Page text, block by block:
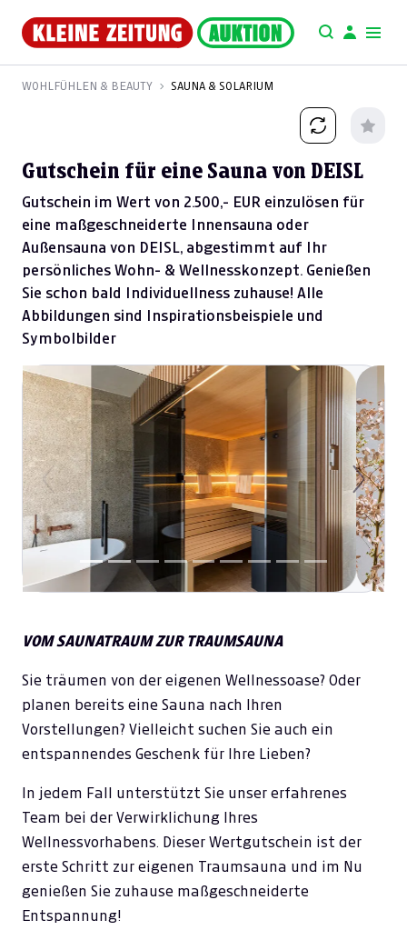
WOHLFÜHLEN & BEAUTY SAUNA & SOLARIUM
Gutschein für eine Sauna von DEISL
Gutschein im Wert von 2.500,- EUR einzulösen für
eine maßgeschneiderte Innensauna oder
Außensauna von DEISL, abgestimmt auf Ihr
persönliches Wohn- & Wellnesskonzept. Genießen
Sie schon bald Individuellness zuhause! Alle
Abbildungen sind Inspirationsbeispiele und
Symbolbilder
Previous Next
VOM SAUNATRAUM ZUR TRAUMSAUNA
Sie träumen von der eigenen Wellnessoase? Oder
planen bereits eine Sauna nach Ihren
Vorstellungen? Vielleicht suchen Sie auch ein
entspannendes Geschenk für Ihre Lieben?
In jedem Fall unterstützt Sie unser erfahrenes
Team bei der Verwirklichung Ihres
Wellnessvorhabens. Dieser Wertgutschein ist der
erste Schritt zur eigenen Traumsauna und im Nu
genießen Sie zuhause maßgeschneiderte
Entspannung!